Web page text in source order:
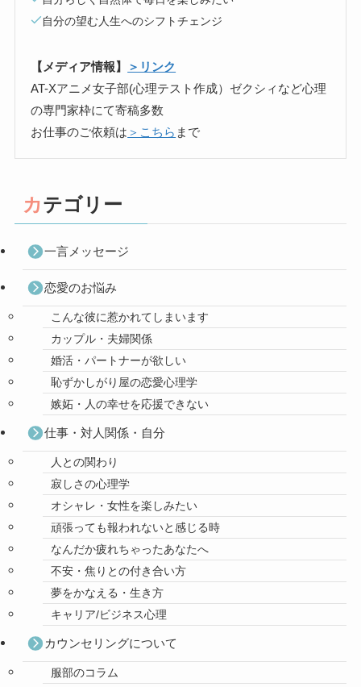
自分の望む人生へのシフトチェンジ
【メディア情報】
＞リンク
AT-Xアニメ女子部(心理テスト作成）ゼクシィなど心理
の専門家枠にて寄稿多数
お仕事のご依頼は ＞こちら まで
カテゴリー
一言メッセージ
恋愛のお悩み
こんな彼に惹かれてしまいます
カップル・夫婦関係
婚活・パートナーが欲しい
恥ずかしがり屋の恋愛心理学
嫉妬・人の幸せを応援できない
仕事・対人関係・自分
人との関わり
寂しさの心理学
オシャレ・女性を楽しみたい
頑張っても報われないと感じる時
なんだか疲れちゃったあなたへ
不安・焦りとの付き合い方
夢をかなえる・生き方
キャリア/ビジネス心理
カウンセリングについて
服部のコラム